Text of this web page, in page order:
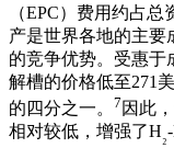
（EPC）费用约占总
产是世界各地的主要
的竞争优势。受惠于
解槽的价格低至271
的四分之一。 7 因此
相对较低，增强了H₂